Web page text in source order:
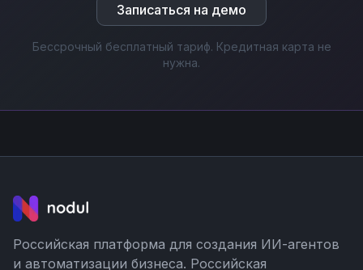
Записаться на демо
Бессрочный бесплатный тариф. Кредитная карта не
нужна.
Российская платформа для создания ИИ-агентов
и автоматизации бизнеса. Российская